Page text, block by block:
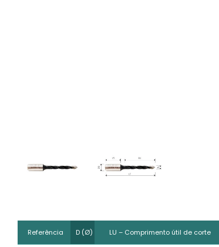
Referência D (Ø) LU – Comprimento útil de corte